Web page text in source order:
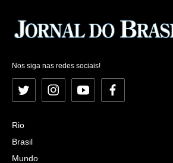
Nos siga nas redes sociais!
Twitter InstagramYouTubeFacebook
Rio
Brasil
Mundo